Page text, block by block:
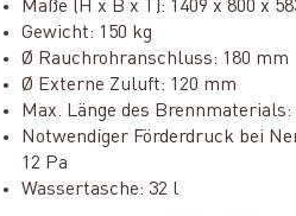
Maße (H x B x T): 1409 x 800 x
Gewicht: 150 kg
Ø Rauchrohranschluss: 180 mm
Ø Externe Zuluft: 120 mm
Max. Länge des Brennmaterials:
Notwendiger Förderdruck bei
12 Pa
Wassertasche: 32 l